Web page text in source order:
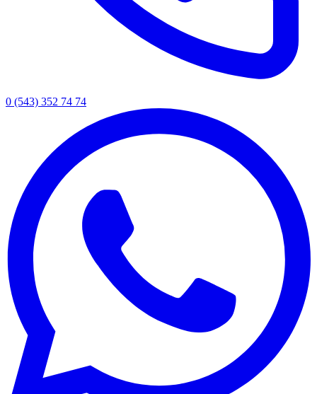
0 (543) 352 74 74